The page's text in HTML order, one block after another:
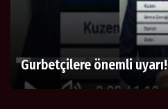
Gurbetçilere önemli uyarı!